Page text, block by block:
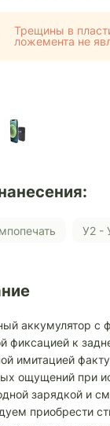
Трещины в
ложемента не
У2
аккумулятор с
фиксацией к
имитацией
ощущений при
зарядкой и
приобрести